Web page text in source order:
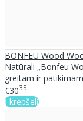
BONFEU Wood
Natūrali „Bonfeu
greitam ir
€3035
Į krepšelį